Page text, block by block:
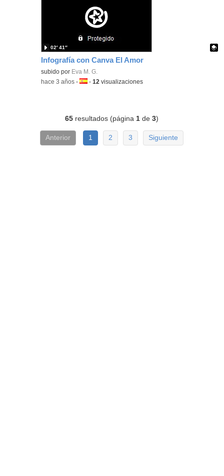
Infografía con Canva El Amor
Contenido educativo.
subido por Eva M. G.
02′ 41″
-hace 3 años -Idioma:
-12 visualizaciones
65 resultados (página 1 de3)
Anterior 1 2 3 Siguiente